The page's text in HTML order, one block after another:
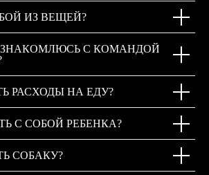
ИЗ ВЕЩЕЙ?
С КОМАНДОЙ
РАСХОДЫ НА ЕДУ?
С СОБОЙ РЕБЕНКА?
СОБАКУ?